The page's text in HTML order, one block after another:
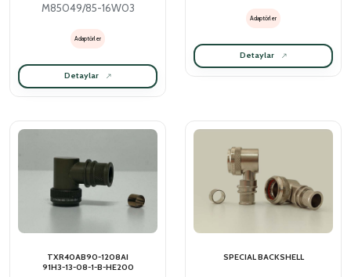
M85049/85-16W03
Adaptörler
Detaylar
Adaptörler
Detaylar
TXR40AB90-1208AI
91H3-13-08-1-B-HE200
SPECIAL BACKSHELL